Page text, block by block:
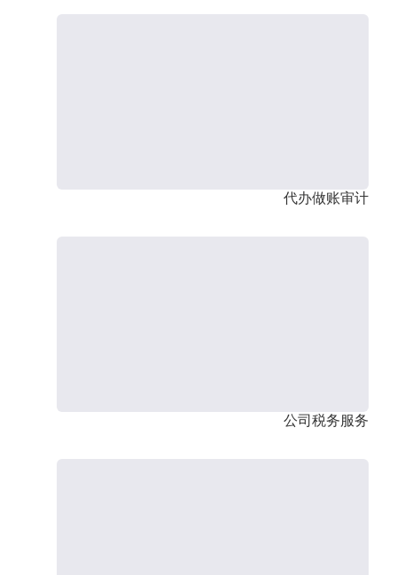
代办做账审计
公司税务服务